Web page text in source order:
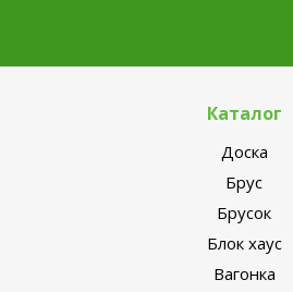
Каталог
Доска
Брус
Брусок
Блок хаус
Вагонка